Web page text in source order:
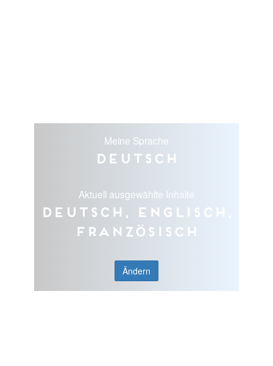
Meine Sprache
Deutsch
Aktuell ausgewählte Inhalte
Deutsch, Englisch,
Französisch
Ändern